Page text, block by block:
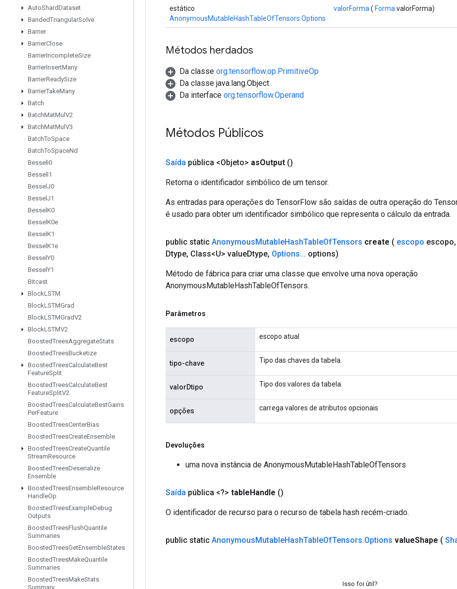
AutoShardDataset
BandedTriangularSolve
Barrier
BarrierClose
BarrierIncompleteSize
BarrierInsertMany
BarrierReadySize
BarrierTakeMany
Batch
BatchMatMul V2
BatchMatMul V3
BatchToSpace
BatchToSpaceNd
Bessel I0
Bessel I1
Bessel J0
Bessel J1
Bessel K0
Bessel K0e
Bessel K1
Bessel K1e
Bessel Y0
Bessel Y1
Bitcast
BlockLSTM
BlockLSTMGrad
BlockLSTMGradV2
BlockLSTMV2
BoostedTreesAggregateStats
BoostedTreesBucketize
BoostedTreesCalculateBest
FeatureSplit
BoostedTreesCalculateBest
FeatureSplitV2
BoostedTreesCalculateBestGains
PerFeature
BoostedTreesCenterBias
BoostedTreesCreateEnsemble
BoostedTreesCreateQuantile
StreamResource
BoostedTreesDeserialize
Ensemble
BoostedTreesEnsembleResource
HandleOp
BoostedTreesExampleDebug
Outputs
BoostedTreesFlushQuantile
Summaries
BoostedTreesGetEnsembleStates
BoostedTreesMakeQuantile
Summaries
BoostedTreesMakeStats
Summary
estático
AnonymousMutableHashTableOfTensors.Options
valorForma ( Forma valorForma)
Métodos herdados
Da classe org.tensorflow.op.PrimitiveOp
Da classe java.lang.Object
Da interface org.tensorflow.Operand
Métodos Públicos
Saída pública <Objeto> asOutput ()
Retorna o identificador simbólico de um tensor.
As entradas para operações do TensorFlow são saídas de outra operação do
é usado para obter um identificador simbólico que representa o cálculo da entrada.
public static AnonymousMutableHashTableOfTensors create ( escopo escopo,
Dtype, Class<U> valueDtype, Options... options)
Método de fábrica para criar uma classe que envolve uma nova operação
AnonymousMutableHashTableOfTensors.
Parâmetros
escopo escopo atual
tipo-chave Tipo das chaves da tabela.
valorDtipo Tipo dos valores da tabela.
opções carrega valores de atributos opcionais
Devoluções
uma nova instância de AnonymousMutableHashTableOfTensors
Saída pública <?> tableHandle ()
O identificador de recurso para o recurso de tabela hash recém-criado.
public static AnonymousMutableHashTableOfTensors.Options valueShape (
Isso foi útil?